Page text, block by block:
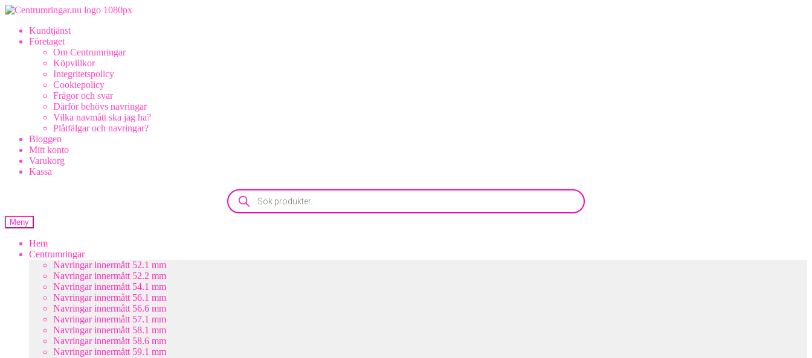
Hoppa
navigering
Hoppa
innehållKundtjänst
Företaget
Om Centrumringar
Köpvillkor
Integritetspolicy
Cookiepolicy
Frågor och svar
Därför behövs navringar
Vilka navmått ska jag ha?
Plåtfälgar och navringar?
Bloggen
Mitt konto
Varukorg
Kassa
Products
search
Meny
Hem
Centrumringar
Navringar innermått 52.1 mm
Navringar innermått 52.2 mm
Navringar innermått 54.1 mm
Navringar innermått 56.1 mm
Navringar innermått 56.6 mm
Navringar innermått 57.1 mm
Navringar innermått 58.1 mm
Navringar innermått 58.6 mm
Navringar innermått 59.1 mm